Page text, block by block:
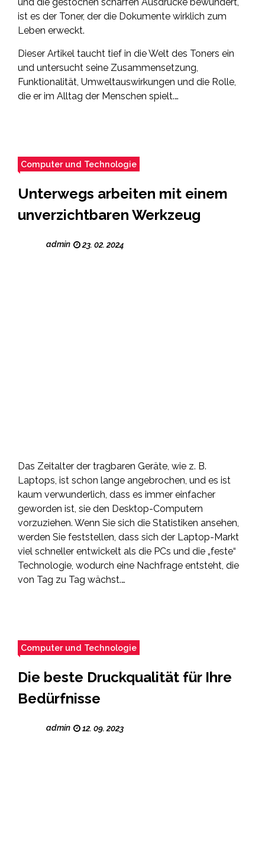
ist es der Toner, der die Dokumente wirklich zum
Leben erweckt.
Dieser Artikel taucht tief in die Welt des Toners ein
und untersucht seine Zusammensetzung,
Funktionalität, Umweltauswirkungen und die Rolle,
die er im Alltag der Menschen spielt.…
Computer und Technologie
Unterwegs arbeiten mit einem
unverzichtbaren Werkzeug
admin 23. 02. 2024
Das Zeitalter der tragbaren Geräte, wie z. B.
Laptops, ist schon lange angebrochen, und es ist
kaum verwunderlich, dass es immer einfacher
geworden ist, sie den Desktop-Computern
vorzuziehen. Wenn Sie sich die Statistiken ansehen,
werden Sie feststellen, dass sich der Laptop-Markt
viel schneller entwickelt als die PCs und die „feste“
Technologie, wodurch eine Nachfrage entsteht, die
von Tag zu Tag wächst.…
Computer und Technologie
Die beste Druckqualität für Ihre
Bedürfnisse
admin 12. 09. 2023